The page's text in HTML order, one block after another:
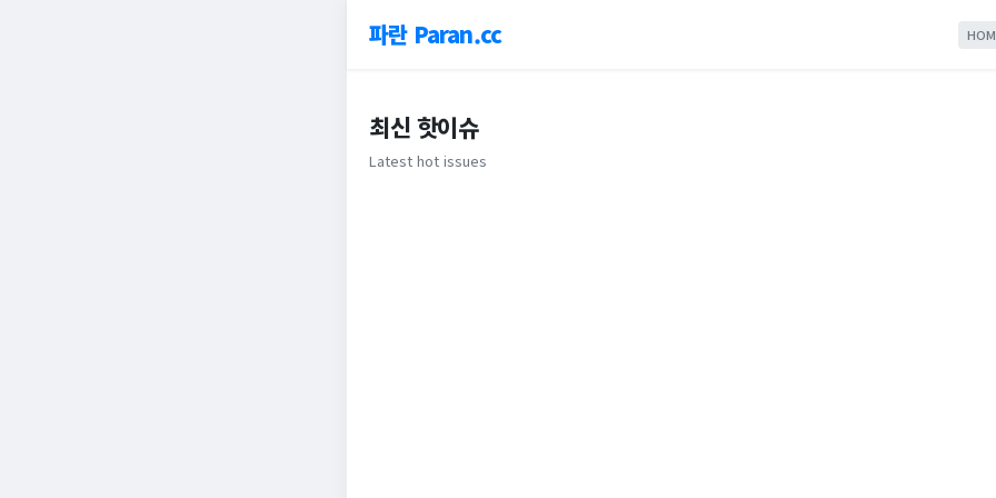
파란 Paran.cc
최신 핫이슈
Latest hot issues